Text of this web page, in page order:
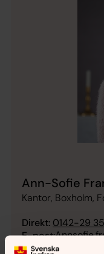
Ann-Sofie
Kantor, Boxholm,
Direkt: 0142-29
E-post:
e